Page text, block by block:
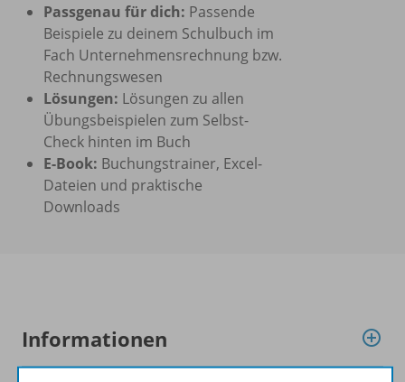
Passgenau für dich: Passende
Beispiele zu deinem Schulbuch im
Fach Unternehmensrechnung bzw.
Rechnungswesen
Lösungen: Lösungen zu allen
Übungsbeispielen zum Selbst-
Check hinten im Buch
E-Book: Buchungstrainer, Excel-
Dateien und praktische
Downloads
Informationen